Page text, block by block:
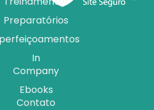
Preparatórios
In
Company
Ebooks
Contato